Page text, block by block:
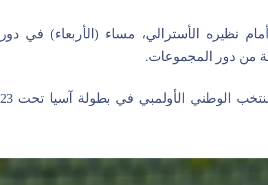
نظيره الأسترالي، مساء (الأربعاء) في دور
من دور المجموعات.
مشوار المنتخب الوطني الأولمبي في بطولة آسيا تحت 23